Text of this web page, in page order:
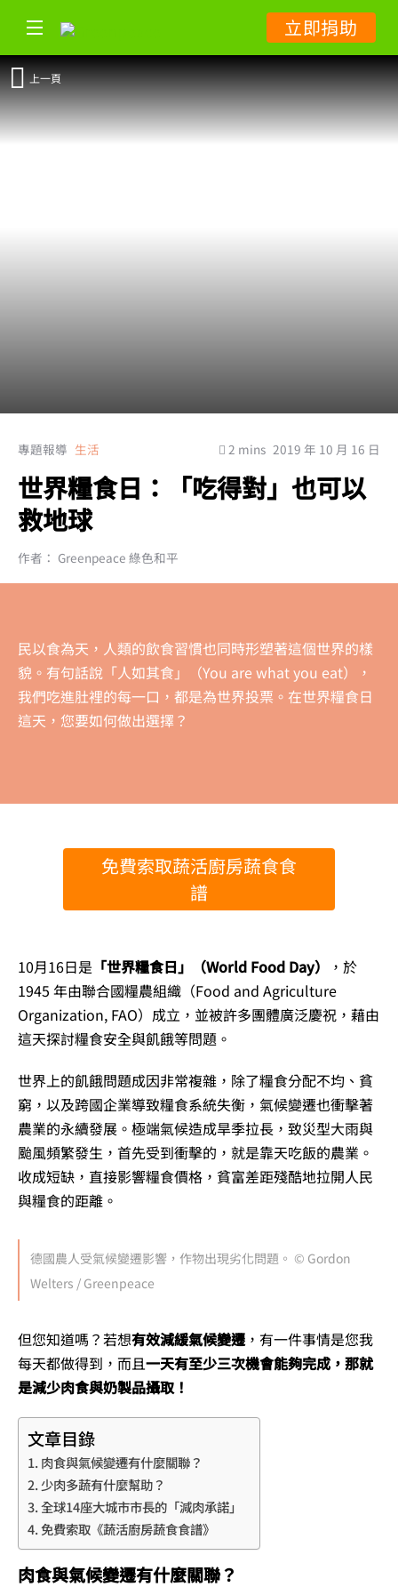
立即捐助
上一頁
專題報導 生活 2 mins 2019 年 10 月 16 日
世界糧食日：「吃得對」也可以
救地球
作者： Greenpeace 綠色和平
民以食為天，人類的飲食習慣也同時形塑著這個世界的樣
貌。有句話說「人如其食」（You are what you eat），
我們吃進肚裡的每一口，都是為世界投票。在世界糧食日
這天，您要如何做出選擇？
免費索取蔬活廚房蔬食食
譜
10月16日是 「世界糧食日」（World Food Day）
，於
1945 年由聯合國糧農組織（Food and Agriculture
Organization, FAO）成立，並被許多團體廣泛慶祝，藉由
這天探討糧食安全與飢餓等問題。
世界上的飢餓問題成因非常複雜，除了糧食分配不均、貧
窮，以及跨國企業導致糧食系統失衡，氣候變遷也衝擊著
農業的永續發展。極端氣候造成旱季拉長，致災型大雨與
颱風頻繁發生，首先受到衝擊的，就是靠天吃飯的農業。
收成短缺，直接影響糧食價格，貧富差距殘酷地拉開人民
與糧食的距離。
德國農人受氣候變遷影響，作物出現劣化問題。 © Gordon
Welters / Greenpeace
但您知道嗎？若想有效減緩氣候變遷，有一件事情是您我
每天都做得到，而且一天有至少三次機會能夠完成，那就
是減少肉食與奶製品攝取！
文章目錄
肉食與氣候變遷有什麼關聯？
少肉多蔬有什麼幫助？
全球14座大城市市長的「減肉承諾」
免費索取《蔬活廚房蔬食食譜》
肉食與氣候變遷有什麼關聯？